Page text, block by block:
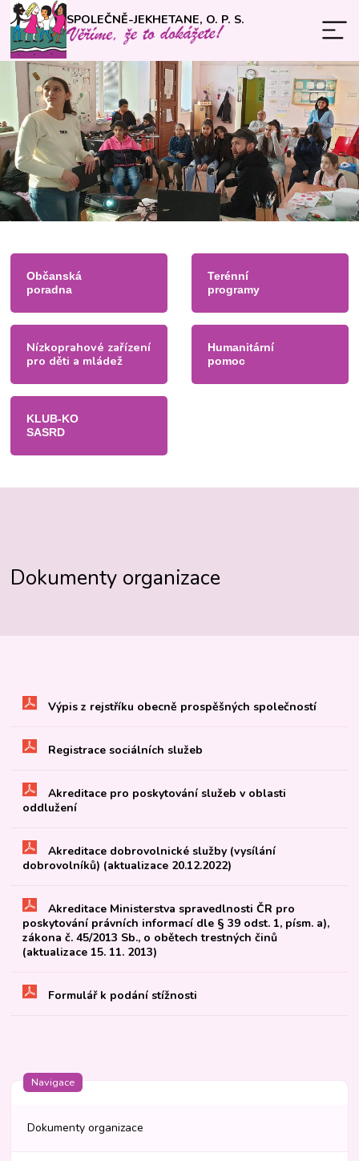
SPOLEČNĚ-JEKHETANE, O. P. S.
Občanská
poradna
Terénní
programy
Nízkoprahové zařízení
pro děti a mládež
Humanitární
pomoc
KLUB-KO
SASRD
Dokumenty organizace
Výpis z rejstříku obecně prospěšných společností
Registrace sociálních služeb
Akreditace pro poskytování služeb v oblasti
oddlužení
Akreditace dobrovolnické služby (vysílání
dobrovolníků) (aktualizace 20.12.2022)
Akreditace Ministerstva spravedlnosti ČR pro
poskytování právních informací dle § 39 odst. 1, písm. a),
zákona č. 45/2013 Sb., o obětech trestných činů
(aktualizace 15. 11. 2013)
Formulář k podání stížnosti
Navigace
Dokumenty organizace